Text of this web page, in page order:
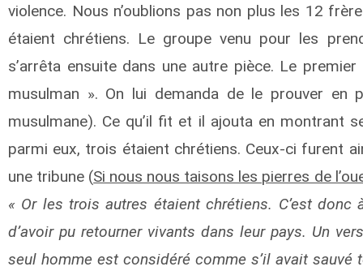
violence. Nous n’oublions pas non plus les 12
étaient chrétiens. Le groupe venu pour les
s’arrêta ensuite dans une autre pièce. Le
musulman ». On lui demanda de le prouver en
musulmane). Ce qu’il fit et il ajouta en montrant
parmi eux, trois étaient chrétiens. Ceux-ci furent
une tribune (Si nous nous taisons les pierres de
« Or les trois autres étaient chrétiens. C’est donc
d’avoir pu retourner vivants dans leur pays. Un
seul homme est considéré comme s’il avait sauvé